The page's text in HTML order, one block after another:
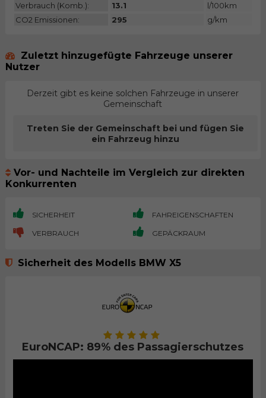
Verbrauch (Komb.):
13.1
l/100km
CO2 Emissionen:
295 g/km
Zuletzt hinzugefügte Fahrzeuge unserer
Nutzer
Derzeit gibt es keine solchen Fahrzeuge in unserer
Gemeinschaft
Treten Sie der Gemeinschaft bei und fügen Sie
ein Fahrzeug hinzu
Vor- und Nachteile im Vergleich zur direkten
Konkurrenten
SICHERHEIT FAHREIGENSCHAFTEN
VERBRAUCH GEPÄCKRAUM
Sicherheit des Modells BMW X5
EuroNCAP: 89% des Passagierschutzes